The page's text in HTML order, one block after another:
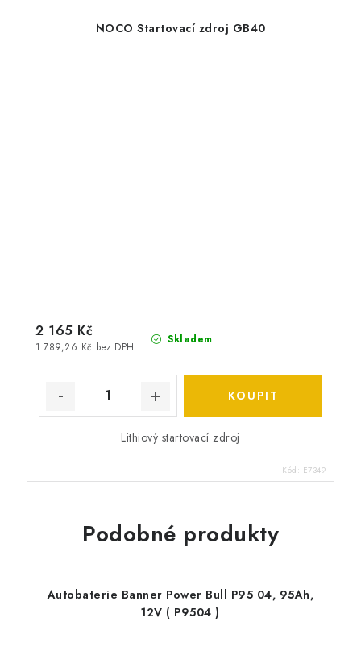
NOCO Startovací zdroj GB40
Skladem
1 789,26 Kč bez DPH
2 165 Kč
Lithiový startovací zdroj
Kód: E7349
Podobné produkty
Autobaterie Banner Power Bull P95 04, 95Ah,
12V ( P9504 )